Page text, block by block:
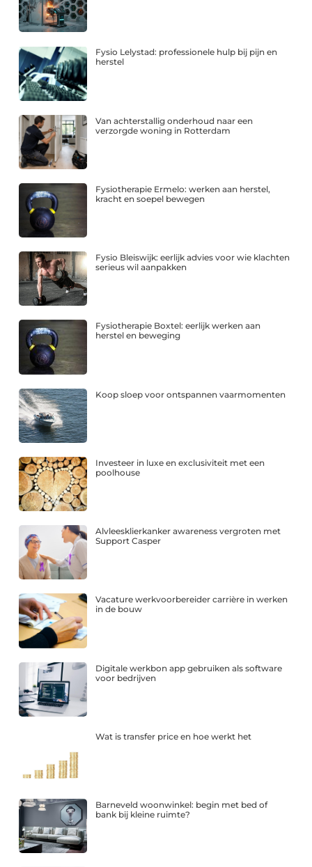
Fysio Lelystad: professionele hulp bij pijn en
herstel
Van achterstallig onderhoud naar een
verzorgde woning in Rotterdam
Fysiotherapie Ermelo: werken aan herstel,
kracht en soepel bewegen
Fysio Bleiswijk: eerlijk advies voor wie klachten
serieus wil aanpakken
Fysiotherapie Boxtel: eerlijk werken aan
herstel en beweging
Koop sloep voor ontspannen vaarmomenten
Investeer in luxe en exclusiviteit met een
poolhouse
Alvleesklierkanker awareness vergroten met
Support Casper
Vacature werkvoorbereider carrière in werken
in de bouw
Digitale werkbon app gebruiken als software
voor bedrijven
Wat is transfer price en hoe werkt het
Barneveld woonwinkel: begin met bed of
bank bij kleine ruimte?